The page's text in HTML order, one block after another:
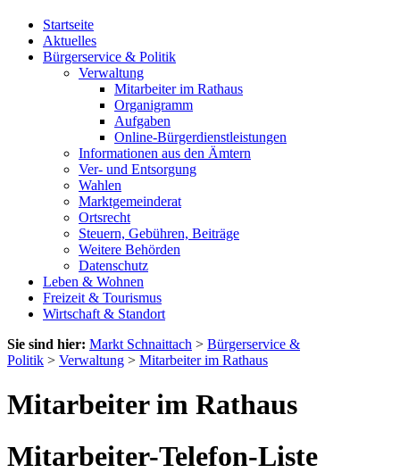
Startseite
Aktuelles
Bürgerservice & Politik
Verwaltung
Mitarbeiter im Rathaus
Organigramm
Aufgaben
Online-Bürgerdienstleistungen
Informationen aus den Ämtern
Ver- und Entsorgung
Wahlen
Marktgemeinderat
Ortsrecht
Steuern, Gebühren, Beiträge
Weitere Behörden
Datenschutz
Leben & Wohnen
Freizeit & Tourismus
Wirtschaft & Standort
Sie sind hier: Markt Schnaittach > Bürgerservice &
Politik > Verwaltung > Mitarbeiter im Rathaus
Mitarbeiter im Rathaus
Mitarbeiter-Telefon-Liste